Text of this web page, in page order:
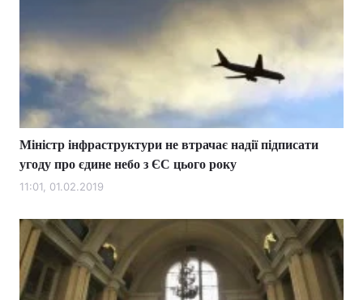
Міністр інфраструктури не втрачає надії підписати
угоду про єдине небо з ЄС цього року
11:01, 01.02.2019